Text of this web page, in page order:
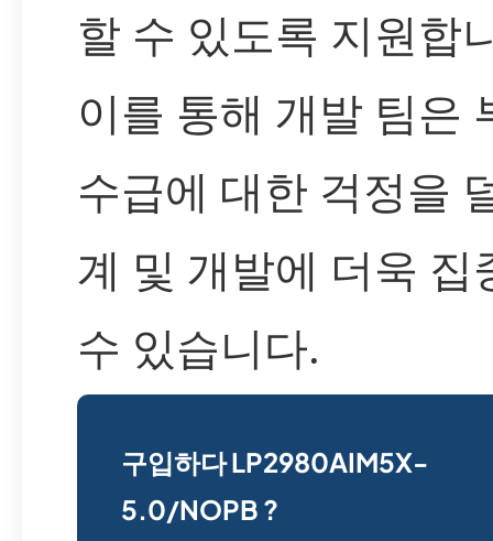
할 수 있도록 지원합
이를 통해 개발 팀은
수급에 대한 걱정을
계 및 개발에 더욱 집
수 있습니다.
구입하다 LP2980AIM5X-
5.0/NOPB ?